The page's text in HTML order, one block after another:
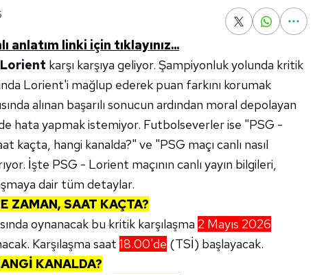
anlatım linki için tıklayınız...
Lorient karşı karşıya geliyor. Şampiyonluk yolunda kritik
Lorient'i mağlup ederek puan farkını korumak
alınan başarılı sonucun ardından moral depolayan
hata yapmak istemiyor. Futbolseverler ise "PSG -
kaçta, hangi kanalda?" ve "PSG maçı canlı nasıl
İşte PSG - Lorient maçının canlı yayın bilgileri,
dair tüm detaylar.
ZAMAN, SAAT KAÇTA?
oynanacak bu kritik karşılaşma 2 Mayıs 2026
Karşılaşma saat 18.00'de (TSİ) başlayacak.
KANALDA?